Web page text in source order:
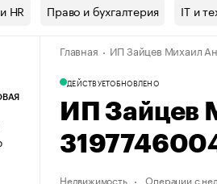
СПб Спецпроекты Проверка
Рынок наличной валюты
HR Право и бухгалтерия IT и
Главная ИП Зайцев Михаил
ДЕЙСТВУЕТОБНОВЛЕНО
ИП Зайцев
Недвижимость Операции с